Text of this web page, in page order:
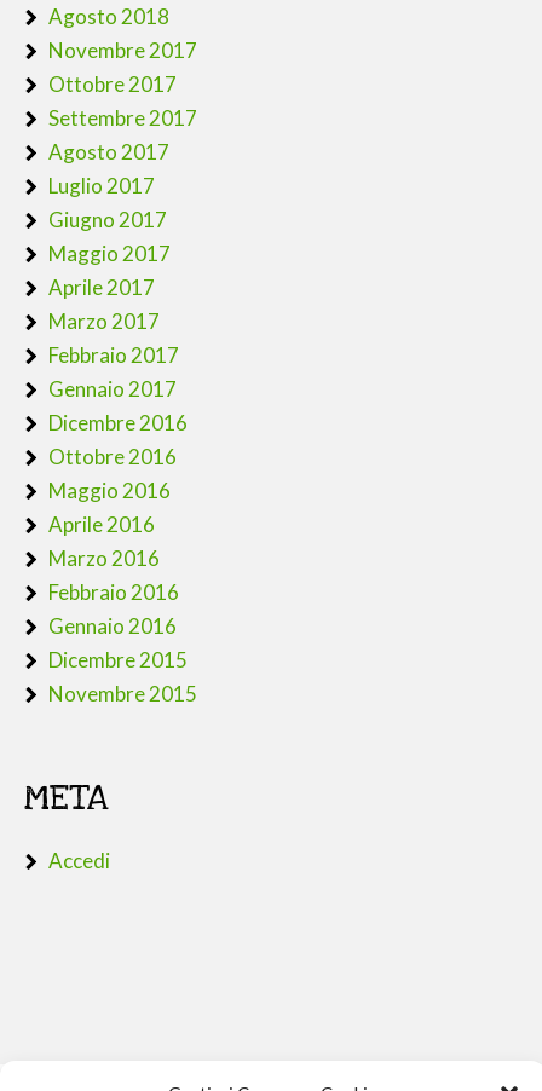
Agosto 2018
Novembre 2017
Ottobre 2017
Settembre 2017
Agosto 2017
Luglio 2017
Giugno 2017
Maggio 2017
Aprile 2017
Marzo 2017
Febbraio 2017
Gennaio 2017
Dicembre 2016
Ottobre 2016
Maggio 2016
Aprile 2016
Marzo 2016
Febbraio 2016
Gennaio 2016
Dicembre 2015
Novembre 2015
META
Accedi